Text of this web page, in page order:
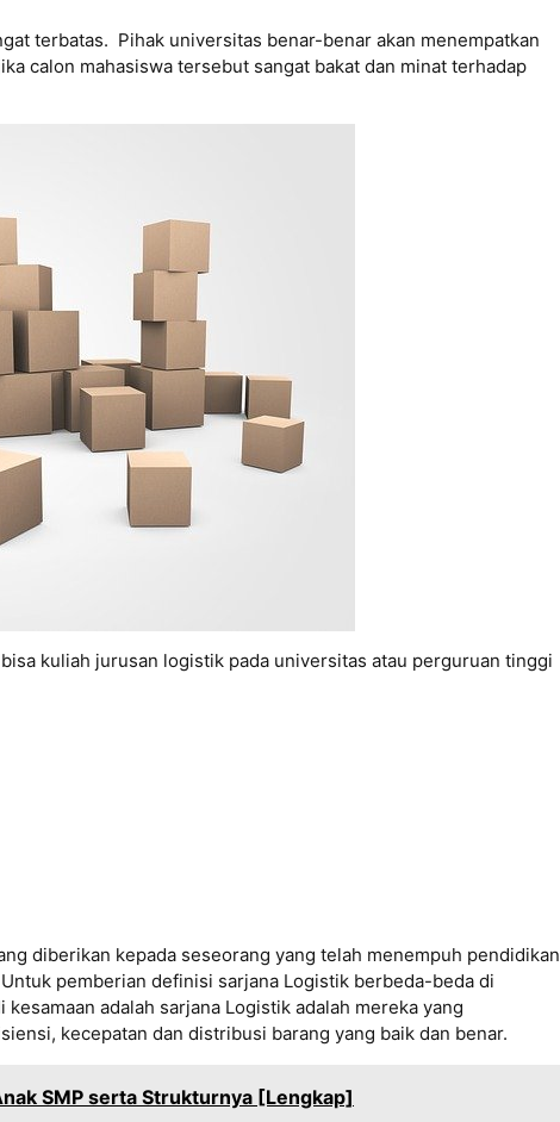
terbatas. Pihak universitas benar-benar akan menempatkan
calon mahasiswa tersebut sangat bakat dan minat terhadap
kuliah jurusan logistik pada universitas atau perguruan tinggi
diberikan kepada seseorang yang telah menempuh pendidikan
pemberian definisi sarjana Logistik berbeda-beda di
adalah sarjana Logistik adalah mereka yang
kecepatan dan distribusi barang yang baik dan benar.
SMP serta Strukturnya [Lengkap]